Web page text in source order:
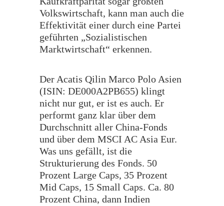
Volkswirtschaft, kann man auch die
Effektivität einer durch eine Partei
geführten „Sozialistischen
Marktwirtschaft“ erkennen.
Der Acatis Qilin Marco Polo Asien
(ISIN: DE000A2PB655) klingt
nicht nur gut, er ist es auch. Er
performt ganz klar über dem
Durchschnitt aller China-Fonds
und über dem MSCI AC Asia Eur.
Was uns gefällt, ist die
Strukturierung des Fonds. 50
Prozent Large Caps, 35 Prozent
Mid Caps, 15 Small Caps. Ca. 80
Prozent China, dann Indien